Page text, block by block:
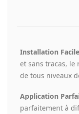
Installation
et sans tracas, le
de tous niveaux
Application
parfaitement à